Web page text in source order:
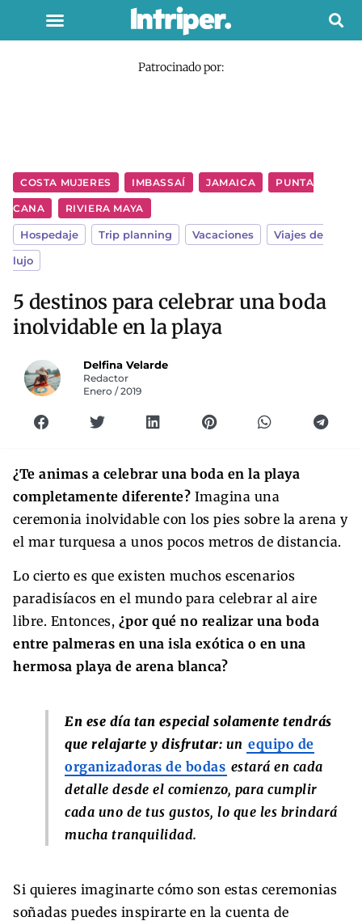
Patrocinado por:
COSTA MUJERES IMBASSAÍ JAMAICA PUNTA
CANA RIVIERA MAYA
Hospedaje Trip planning Vacaciones
Viajes de
lujo
5 destinos para celebrar una boda
inolvidable en la playa
Delfina Velarde
Redactor
Enero / 2019
¿Te animas a celebrar una boda en la playa
completamente diferente? Imagina una
ceremonia inolvidable con los pies sobre la arena y
el mar turquesa a unos pocos metros de distancia.
Lo cierto es que existen muchos escenarios
paradisíacos en el mundo para celebrar al aire
libre. Entonces, ¿por qué no realizar una boda
entre palmeras en una isla exótica o en una
hermosa playa de arena blanca?
En ese día tan especial solamente tendrás
que relajarte y disfrutar: un equipo de
organizadoras de bodas estará en cada
detalle desde el comienzo, para cumplir
cada uno de tus gustos, lo que les brindará
mucha tranquilidad.
Si quieres imaginarte cómo son estas ceremonias
soñadas puedes inspirarte en la cuenta de